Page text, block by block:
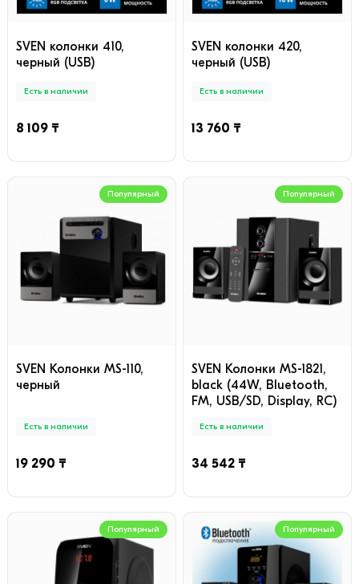
SVEN колонки 410,
черный (USB)
Есть в наличии
8 109 ₸
SVEN колонки 420,
черный (USB)
Есть в наличии
13 760 ₸
Популярный
SVEN Колонки MS-110,
черный
Есть в наличии
19 290 ₸
Популярный
SVEN Колонки MS-1821,
black (44W, Bluetooth,
FM, USB/SD, Display, RC)
Есть в наличии
34 542 ₸
Популярный Популярный